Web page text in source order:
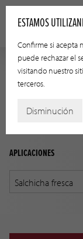
GUÍA DE APLICACIÓN
Encuentre el
las siguientes
APLICACIONES
ESTAMOS
Confirme si acepta
puede rechazar el
visitando nuestro
terceros.
Disminución